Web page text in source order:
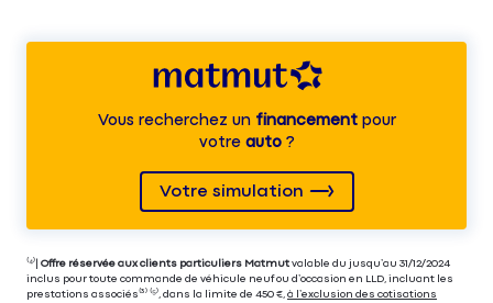
Vous recherchez unfinancementpour
votre auto?
Votre simulation
⁽⁴⁾| Offre réservée aux clients particuliers Matmut valable du jusqu’au 31/12/2024
inclus pour toute commande de véhicule neuf ou d’occasion en LLD, incluant les
prestations associés⁽³⁾ ⁽⁵⁾, dans la limite de 450 €, à l’exclusion des cotisations